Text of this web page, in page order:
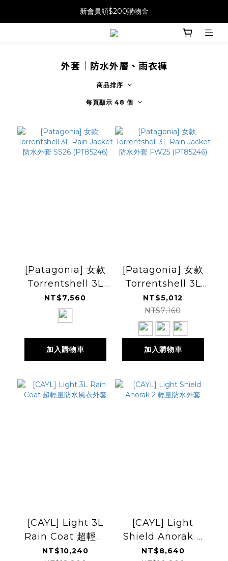
新會員領$200購物金
外套｜防水外層、雨衣褲
商品排序
每頁顯示 48 個
[Patagonia] 女款
Torrentshell 3L
Rain Jacket 防水
外套 SS26
(PT85246)
NT$7,560
加入購物車
[Patagonia] 女款
Torrentshell 3L
Rain Jacket 防水
外套 FW25
(PT85246)
NT$5,012
NT$7,160
加入購物車
[CAYL] Light 3L
Rain Coat 超輕量
防水風衣外套
NT$10,240
[CAYL] Light
Shield Anorak 2
輕量防水外套
NT$8,640